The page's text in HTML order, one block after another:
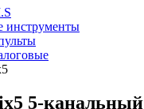
инструменты
5-канальный